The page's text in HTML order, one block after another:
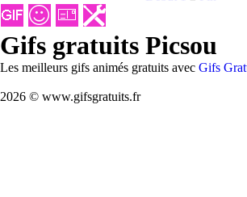
Gifs gratuits Picsou
Les meilleurs gifs animés gratuits avec Gifs
2026 © www.gifsgratuits.fr